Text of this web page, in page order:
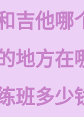
吉他哪
地方在
班多少